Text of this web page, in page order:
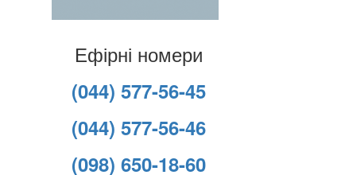
Ефірні номери
(044) 577-56-45
(044) 577-56-46
(098) 650-18-60